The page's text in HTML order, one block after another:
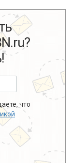
что